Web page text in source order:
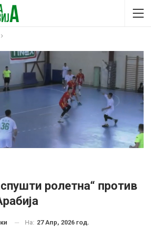
ролетна“ против
На: 27 Апр, 2026 год.